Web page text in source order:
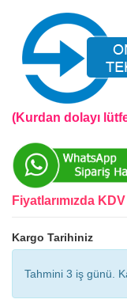
(Kurdan dolayı
Fiyatlarımızda
Kargo Tarihiniz
Tahmini 3 iş günü.